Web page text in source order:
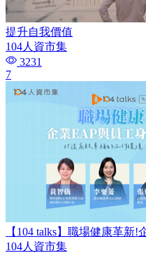
提升自我價值
104人資市集
3231
7
【104 talks】職場健康革新
104人資市集